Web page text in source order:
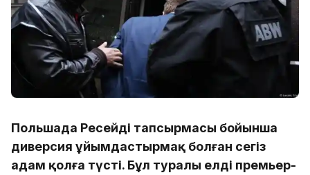
Польшада Ресейдің тапсырмасы бойынша
диверсия ұйымдастырмақ болған сегіз
адам қолға түсті. Бұл туралы елдің премьер-